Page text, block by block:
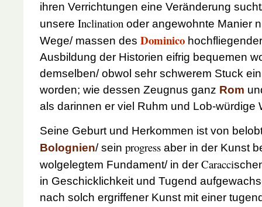
ihren Verrichtungen eine Veränderung
unsere Inclination oder angewohnte Manier
Wege/ massen des Dominico
Ausbildung der Historien eifrig bequemen
demselben/ obwol sehr schwerem Stuck
worden; wie dessen Zeugnus ganz Rom
als darinnen er viel Ruhm und Lob-würdige
Seine Geburt und Herkommen ist von
Bolognien/ sein progress aber in der Kunst
wolgelegtem Fundament/ in der Caracci
in Geschicklichkeit und Tugend
nach solch ergriffener Kunst mit einer